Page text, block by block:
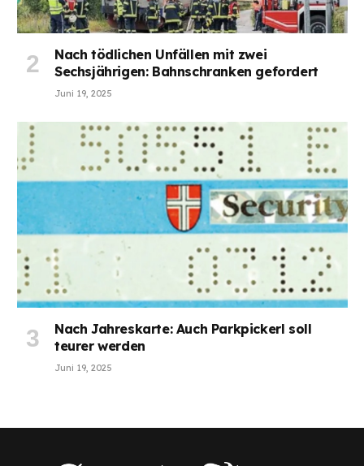
Nach tödlichen Unfällen mit zwei
Sechsjährigen: Bahnschranken gefordert
Juni 19, 2025
Nach Jahreskarte: Auch Parkpickerl soll
teurer werden
Juni 19, 2025